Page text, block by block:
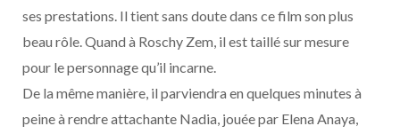
ses prestations. Il tient sans doute dans ce film son plus
beau rôle. Quand à Roschy Zem, il est taillé sur mesure
pour le personnage qu’il incarne.
De la même manière, il parviendra en quelques minutes à
peine à rendre attachante Nadia, jouée par Elena Anaya,